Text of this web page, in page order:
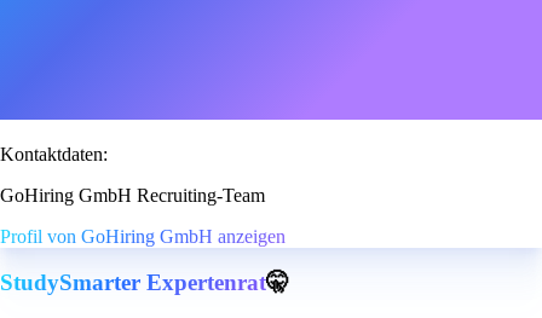
Kontaktdaten:
GoHiring GmbH Recruiting-Team
Profil von GoHiring GmbH anzeigen
StudySmarter Expertenrat🤫